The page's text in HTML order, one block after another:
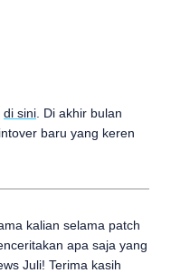
di sini . Di akhir bulan
baru yang keren
kalian selama patch
apa saja yang
Juli! Terima kasih